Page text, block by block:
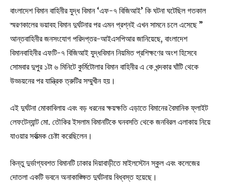
বাংলাদেশ বিমান বাহিনীর যুদ্ধ বিমান ‘এফ-৭ বিজিআই’ কি ঘটনা ঘটেছিল গতকাল
স্মরণকালের ভয়াবহ বিমান দুর্ঘটনার পর এমন প্রশ্নই এখন সামনে চলে এসেছে ”
আন্তবাহিনীর জনসংযোগ পরিদপ্তর-আইএসপিআর জানিয়েছে, বাংলাদেশ
বিমানবাহিনীর এফটি-৭ বিজিআই যুদ্ধবিমান নিয়মিত প্রশিক্ষণের অংশ হিসেবে
সোমবার দুপুর ১টা ৬ মিনিটে কুর্মিটোলার বিমান বাহিনীর এ কে খন্দকার ঘাঁটি থেকে
উড্ডয়নের পর যান্ত্রিক ত্রুটির সম্মুখীন হয়।
এই দুর্ঘটনা মোকাবিলায় এবং বড় ধরনের ক্ষয়ক্ষতি এড়াতে বিমানের বৈমানিক ফ্লাইট
লেফটেন্যান্ট মো. তৌকির ইসলাম বিমানটিকে ঘনবসতি থেকে জনবিরল এলাকায় নিয়ে
যাওয়ার সর্বাত্মক চেষ্টা করেছিলেন।
কিন্তু দুর্ভাগ্যবশত বিমানটি ঢাকার দিয়াবাড়ীতে মাইলস্টোন স্কুল এবং কলেজের
দোতলা একটি ভবনে অনাকাঙ্ক্ষিত দুর্ঘটনায় বিধ্বস্ত হয়েছে।